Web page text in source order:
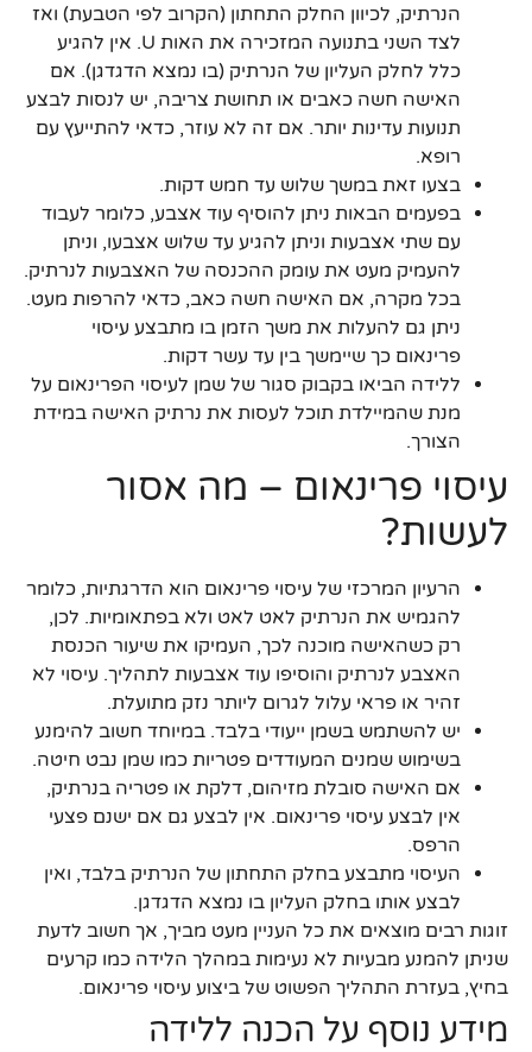
הנרתיק, לכיוון החלק התחתון (הקרוב לפי הטבעת) ואז
לצד השני בתנועה המזכירה את האות U. אין להגיע
כלל לחלק העליון של הנרתיק (בו נמצא הדגדגן). אם
האישה חשה כאבים או תחושת צריבה, יש לנסות לבצע
תנועות עדינות יותר. אם זה לא עוזר, כדאי להתייעץ עם
רופא.
בצעו זאת במשך שלוש עד חמש דקות.
בפעמים הבאות ניתן להוסיף עוד אצבע, כלומר לעבוד
עם שתי אצבעות וניתן להגיע עד שלוש אצבעו, וניתן
להעמיק מעט את עומק ההכנסה של האצבעות לנרתיק.
בכל מקרה, אם האישה חשה כאב, כדאי להרפות מעט.
ניתן גם להעלות את משך הזמן בו מתבצע עיסוי
פרינאום כך שיימשך בין עד עשר דקות.
ללידה הביאו בקבוק סגור של שמן לעיסוי הפרינאום על
מנת שהמיילדת תוכל לעסות את נרתיק האישה במידת
הצורך.
עיסוי פרינאום – מה אסור
לעשות?
הרעיון המרכזי של עיסוי פרינאום הוא הדרגתיות, כלומר
להגמיש את הנרתיק לאט לאט ולא בפתאומיות. לכן,
רק כשהאישה מוכנה לכך, העמיקו את שיעור הכנסת
האצבע לנרתיק והוסיפו עוד אצבעות לתהליך. עיסוי לא
זהיר או פראי עלול לגרום ליותר נזק מתועלת.
יש להשתמש בשמן ייעודי בלבד. במיוחד חשוב להימנע
בשימוש שמנים המעודדים פטריות כמו שמן נבט חיטה.
אם האישה סובלת מזיהום, דלקת או פטריה בנרתיק,
אין לבצע עיסוי פרינאום. אין לבצע גם אם ישנם פצעי
הרפס.
העיסוי מתבצע בחלק התחתון של הנרתיק בלבד, ואין
לבצע אותו בחלק העליון בו נמצא הדגדגן.
זוגות רבים מוצאים את כל העניין מעט מביך, אך חשוב לדעת
שניתן להמנע מבעיות לא נעימות במהלך הלידה כמו קרעים
בחיץ, בעזרת התהליך הפשוט של ביצוע עיסוי פרינאום.
מידע נוסף על הכנה ללידה